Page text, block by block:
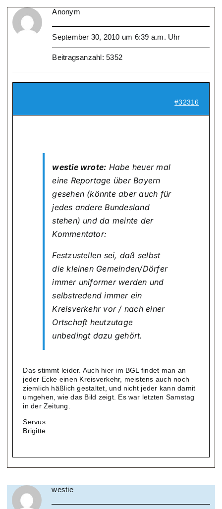
Anonym
September 30, 2010 um 6:39 a.m. Uhr
Beitragsanzahl: 5352
#32316
westie wrote: Habe heuer mal
eine Reportage über Bayern
gesehen (könnte aber auch für
jedes andere Bundesland
stehen) und da meinte der
Kommentator:
Festzustellen sei, daß selbst
die kleinen Gemeinden/Dörfer
immer uniformer werden und
selbstredend immer ein
Kreisverkehr vor / nach einer
Ortschaft heutzutage
unbedingt dazu gehört.
Das stimmt leider. Auch hier im BGL findet man an
jeder Ecke einen Kreisverkehr, meistens auch noch
ziemlich häßlich gestaltet, und nicht jeder kann damit
umgehen, wie das Bild zeigt. Es war letzten Samstag
in der Zeitung.
Servus
Brigitte
westie